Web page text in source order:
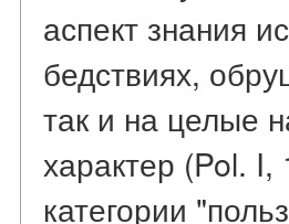
аспект знания
бедствиях,
так и на целые
характер (Pol. I,
категории